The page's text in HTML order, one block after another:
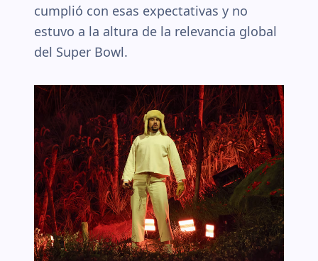
cumplió con esas expectativas y no
estuvo a la altura de la relevancia global
del Super Bowl.